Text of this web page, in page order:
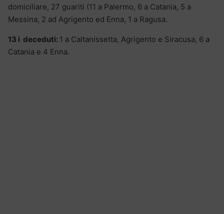
domiciliare, 27 guariti (11 a Palermo, 6 a Catania, 5 a
Messina, 2 ad Agrigento ed Enna, 1 a Ragusa.
13 i deceduti: 1 a Caltanissetta, Agrigento e Siracusa, 6 a
Catania e 4 Enna.